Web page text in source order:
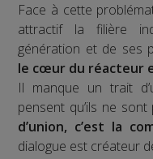
Face à cette
attractif la filière
génération et de ses
le cœur du réacteur
Il manque un trait
pensent qu’ils ne
d’union, c’est la
dialogue est créateur